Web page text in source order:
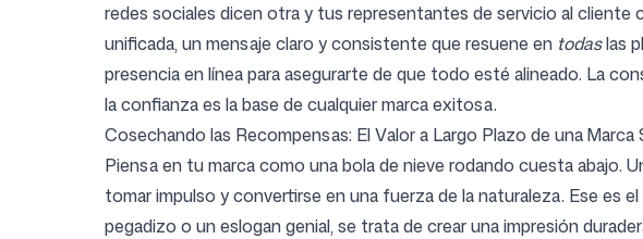
redes sociales dicen otra y tus representantes de servicio al
unificada, un mensaje claro y consistente que resuene en todaslas
presencia en línea para asegurarte de que todo esté alineado. La
la confianza es la base de cualquier marca exitosa.
Cosechando las Recompensas: El Valor a Largo Plazo de una Marca
Piensa en tu marca como una bola de nieve rodando cuesta abajo.
tomar impulso y convertirse en una fuerza de la naturaleza. Ese es
pegadizo o un eslogan genial, se trata de crear una impresión